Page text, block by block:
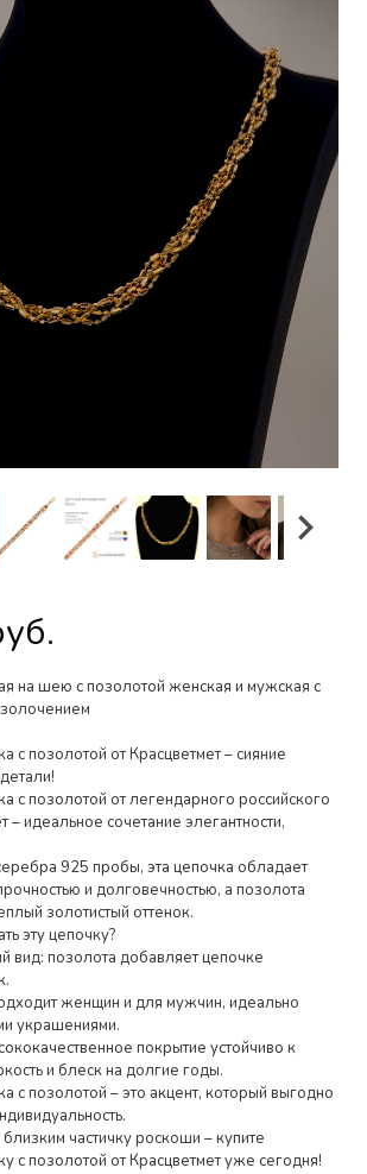
на шею с позолотой женская и мужская с
с позолотой от Красцветмет – сияние
с позолотой от легендарного российского
– идеальное сочетание элегантности,
925 пробы, эта цепочка обладает
и долговечностью, а позолота
золотистый оттенок.
эту цепочку?
вид: позолота добавляет цепочке
женщин и для мужчин, идеально
украшениями.
покрытие устойчиво к
и блеск на долгие годы.
с позолотой – это акцент, который выгодно
частичку роскоши – купите
с позолотой от Красцветмет уже сегодня!